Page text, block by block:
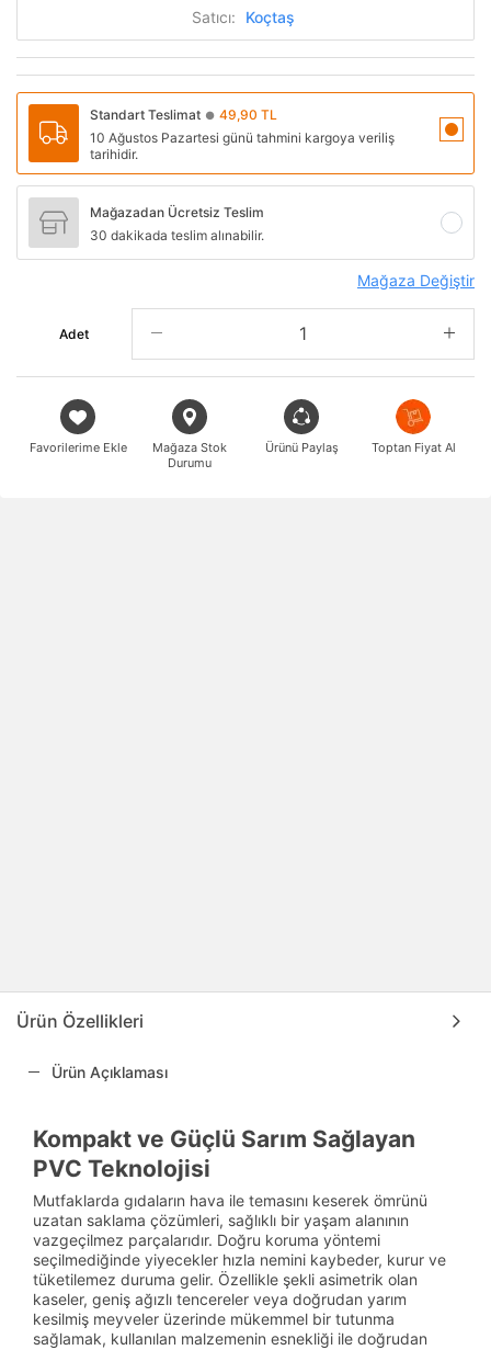
Satıcı: Koçtaş
Standart Teslimat ● 49,90 TL
10 Ağustos Pazartesi günü tahmini kargoya veriliş
tarihidir.
Mağazadan Ücretsiz Teslim
30 dakikada teslim alınabilir.
Mağaza Değiştir
Adet
Favorilerime Ekle
Mağaza Stok
Durumu
Ürünü Paylaş Toptan Fiyat Al
Ürün Özellikleri
Ürün Açıklaması
Kompakt ve Güçlü Sarım Sağlayan
PVC Teknolojisi
Mutfaklarda gıdaların hava ile temasını keserek ömrünü
uzatan saklama çözümleri, sağlıklı bir yaşam alanının
vazgeçilmez parçalarıdır. Doğru koruma yöntemi
seçilmediğinde yiyecekler hızla nemini kaybeder, kurur ve
tüketilemez duruma gelir. Özellikle şekli asimetrik olan
kaseler, geniş ağızlı tencereler veya doğrudan yarım
kesilmiş meyveler üzerinde mükemmel bir tutunma
sağlamak, kullanılan malzemenin esnekliği ile doğrudan